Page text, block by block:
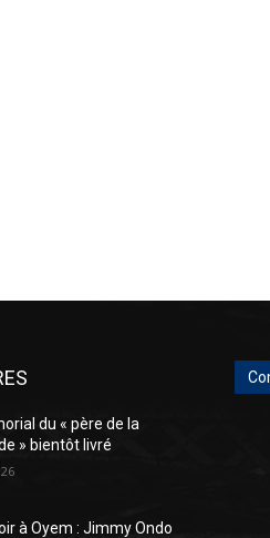
du « père de la
» bientôt livré
à Oyem : Jimmy Ondo